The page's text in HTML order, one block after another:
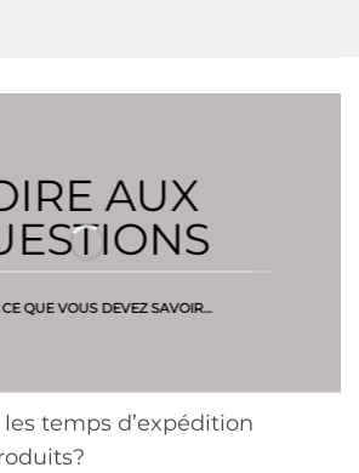
AUX
CE QUE VOUS DEVEZ SAVOIR…
temps d’expédition